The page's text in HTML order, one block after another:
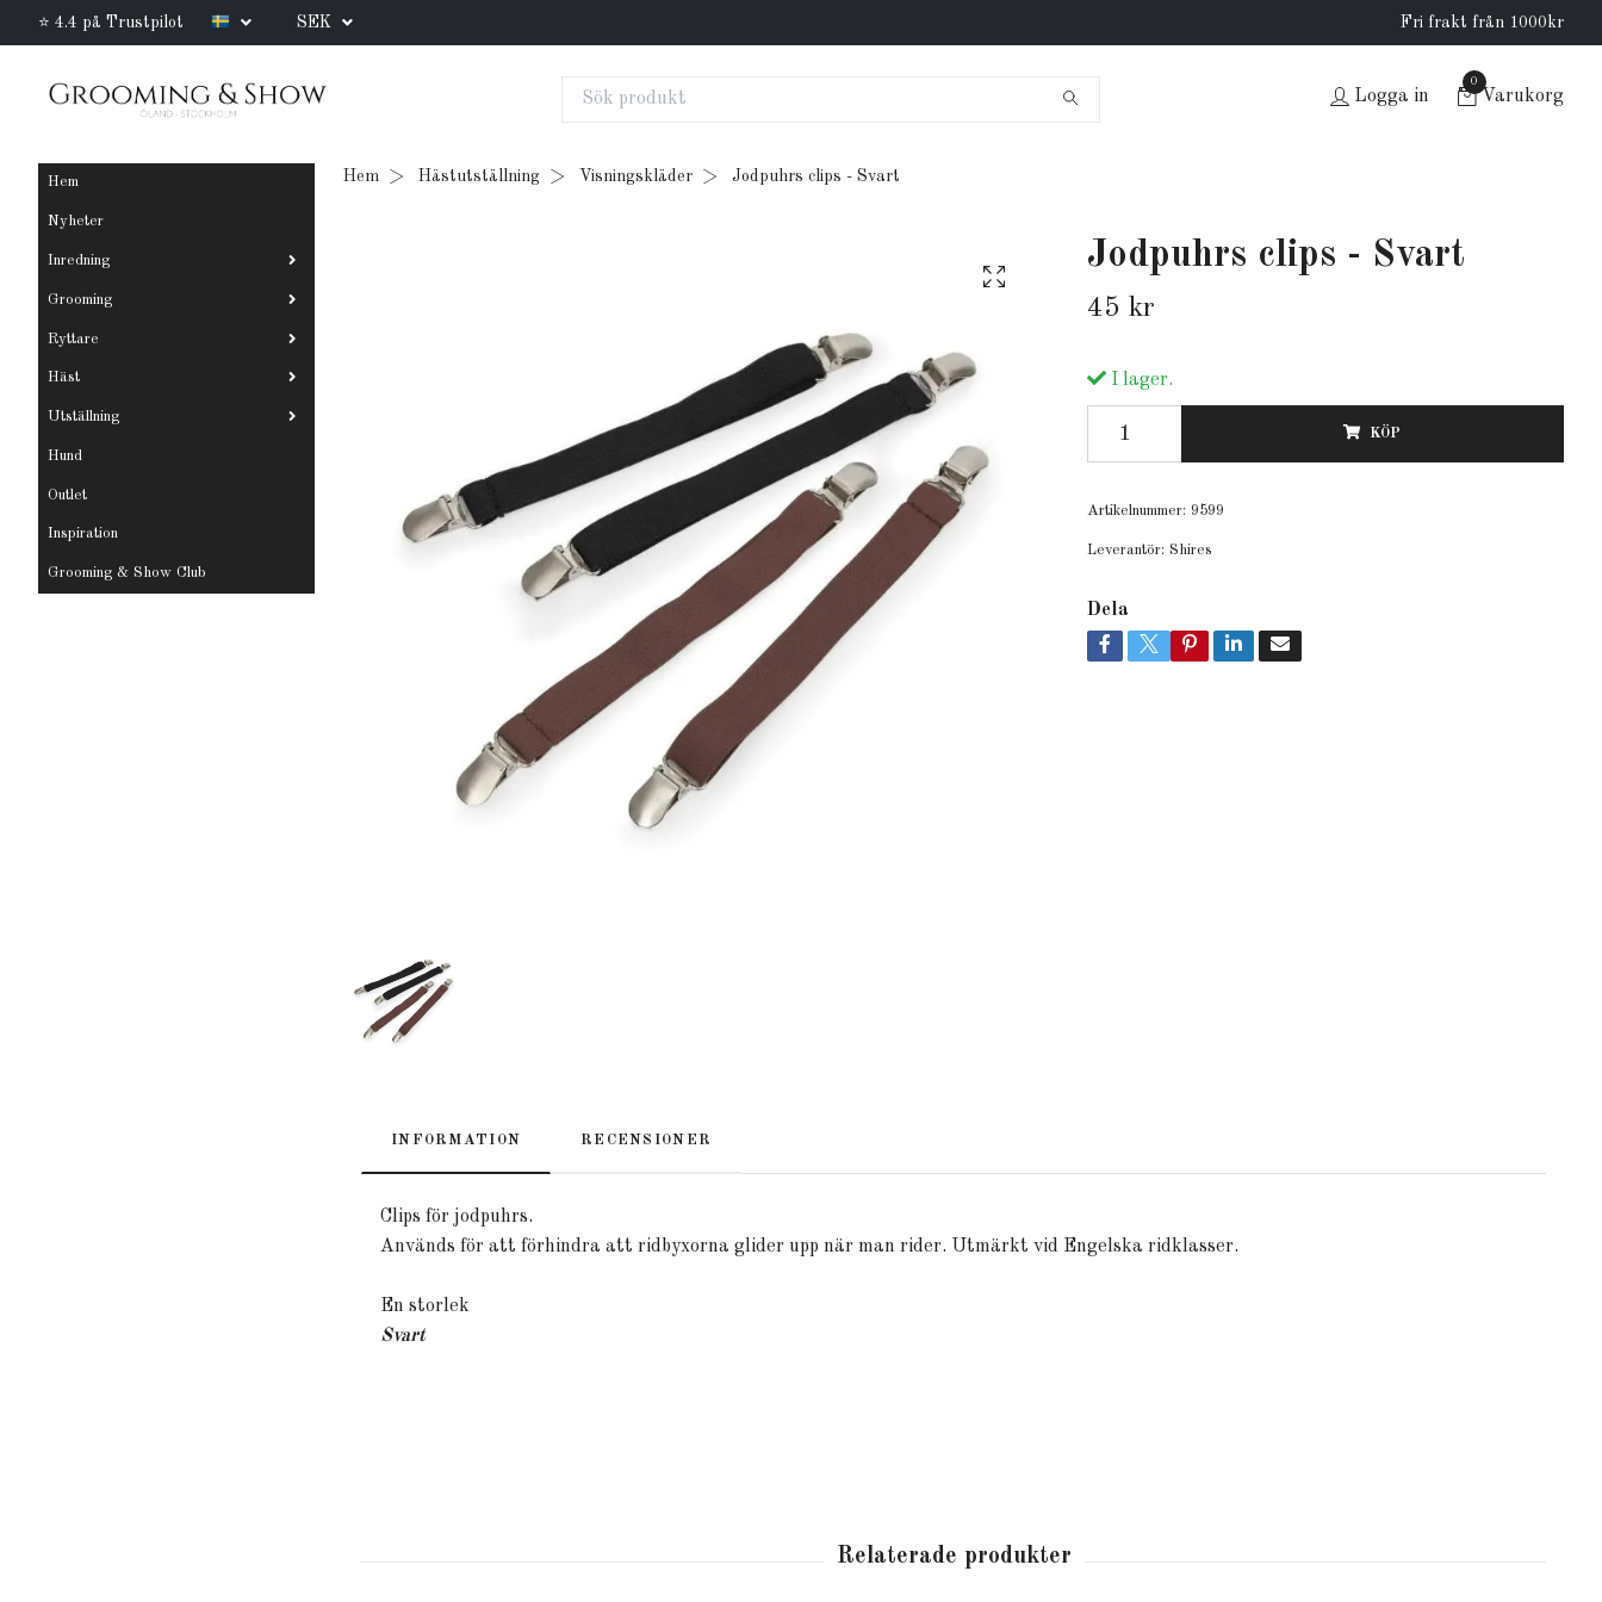
⭐ 4.4 på Trustpilot SEK Fri frakt från 1000kr
Logga in
0
Varukorg
Hem
Nyheter
Inredning
Grooming
Ryttare
Häst
Utställning
Hund
Outlet
Inspiration
Grooming & Show Club
Hem Hästutställning Visningskläder Jodpuhrs clips - Svart
Jodpuhrs clips - Svart
45 kr
I lager.
KÖP
Artikelnummer: 9599
Leverantör: Shires
Dela
INFORMATION RECENSIONER
Clips för jodpuhrs.
Används för att förhindra att ridbyxorna glider upp när man rider. Utmärkt vid Engelska ridklasser.
En storlek
Svart